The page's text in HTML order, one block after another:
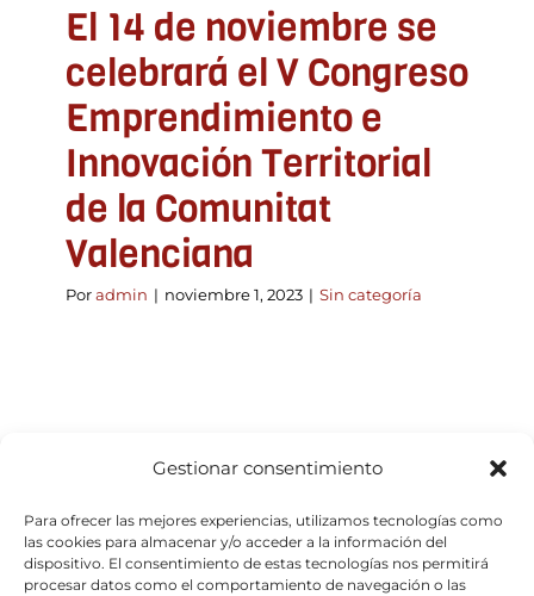
Gestionar consentimiento
Para ofrecer las mejores experiencias, utilizamos tecnologías como
las cookies para almacenar y/o acceder a la información del
dispositivo. El consentimiento de estas tecnologías nos permitirá
procesar datos como el comportamiento de navegación o las
El 14 de noviembre se
celebrará el V Congreso
Emprendimiento e
Innovación Territorial
de la Comunitat
Valenciana
Poradmin | noviembre 1, 2023 | Sin categoría